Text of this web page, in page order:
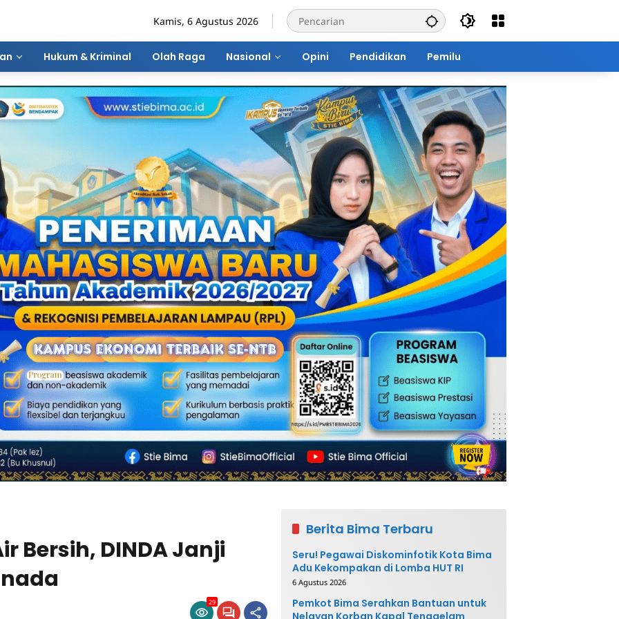
Kamis, 6 Agustus 2026
Hukum & Kriminal Olah Raga Nasional Opini Pendidikan Pemilu
Bersih, DINDA Janji
29
Berita Bima Terbaru
Seru! Pegawai Diskominfotik Kota Bima
Adu Kekompakan di Lomba HUT RI
6 Agustus 2026
Pemkot Bima Serahkan Bantuan untuk
Nelayan Korban Kapal Tenggelam